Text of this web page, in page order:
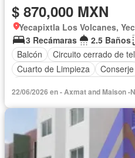
$ 870,000 MXN
Yecapixtla Los Volcanes,
3 Recámaras
2.5 Baños
Balcón
Circuito cerrado de
Cuarto de Limpieza
Conserje
Asador
Cocina integral
Cuarto de servicio
22/06/2026 en - Axmat and Maison -